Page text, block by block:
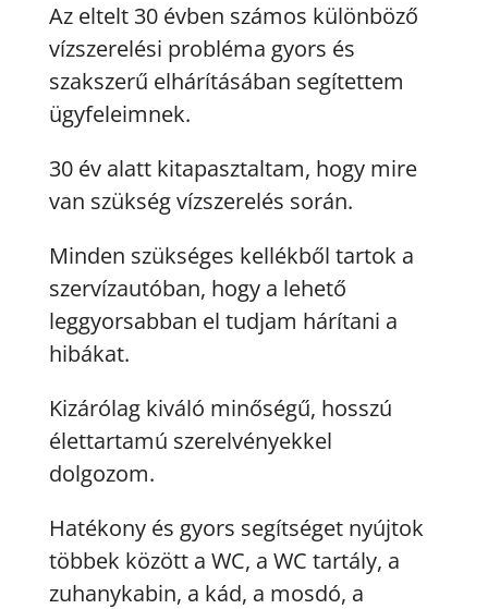
Az eltelt 30 évben számos különböző
vízszerelési probléma gyors és
szakszerű elhárításában segítettem
ügyfeleimnek.
30 év alatt kitapasztaltam, hogy mire
van szükség vízszerelés során.
Minden szükséges kellékből tartok a
szervízautóban, hogy a lehető
leggyorsabban el tudjam hárítani a
hibákat.
Kizárólag kiváló minőségű, hosszú
élettartamú szerelvényekkel
dolgozom.
Hatékony és gyors segítséget nyújtok
többek között a WC, a WC tartály, a
zuhanykabin, a kád, a mosdó, a